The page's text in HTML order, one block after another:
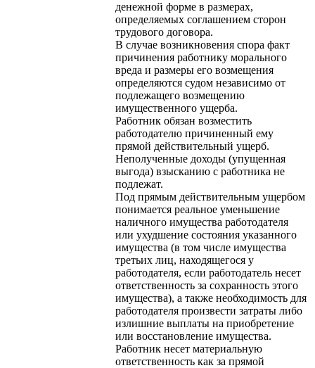
денежной форме в размерах,
определяемых соглашением сторон
трудового договора.
В случае возникновения спора факт
причинения работнику морального
вреда и размеры его возмещения
определяются судом независимо от
подлежащего возмещению
имущественного ущерба.
Работник обязан возместить
работодателю причиненный ему
прямой действительный ущерб.
Неполученные доходы (упущенная
выгода) взысканию с работника не
подлежат.
Под прямым действительным ущербом
понимается реальное уменьшение
наличного имущества работодателя
или ухудшение состояния указанного
имущества (в том числе имущества
третьих лиц, находящегося у
работодателя, если работодатель несет
ответственность за сохранность этого
имущества), а также необходимость для
работодателя произвести затраты либо
излишние выплаты на приобретение
или восстановление имущества.
Работник несет материальную
ответственность как за прямой